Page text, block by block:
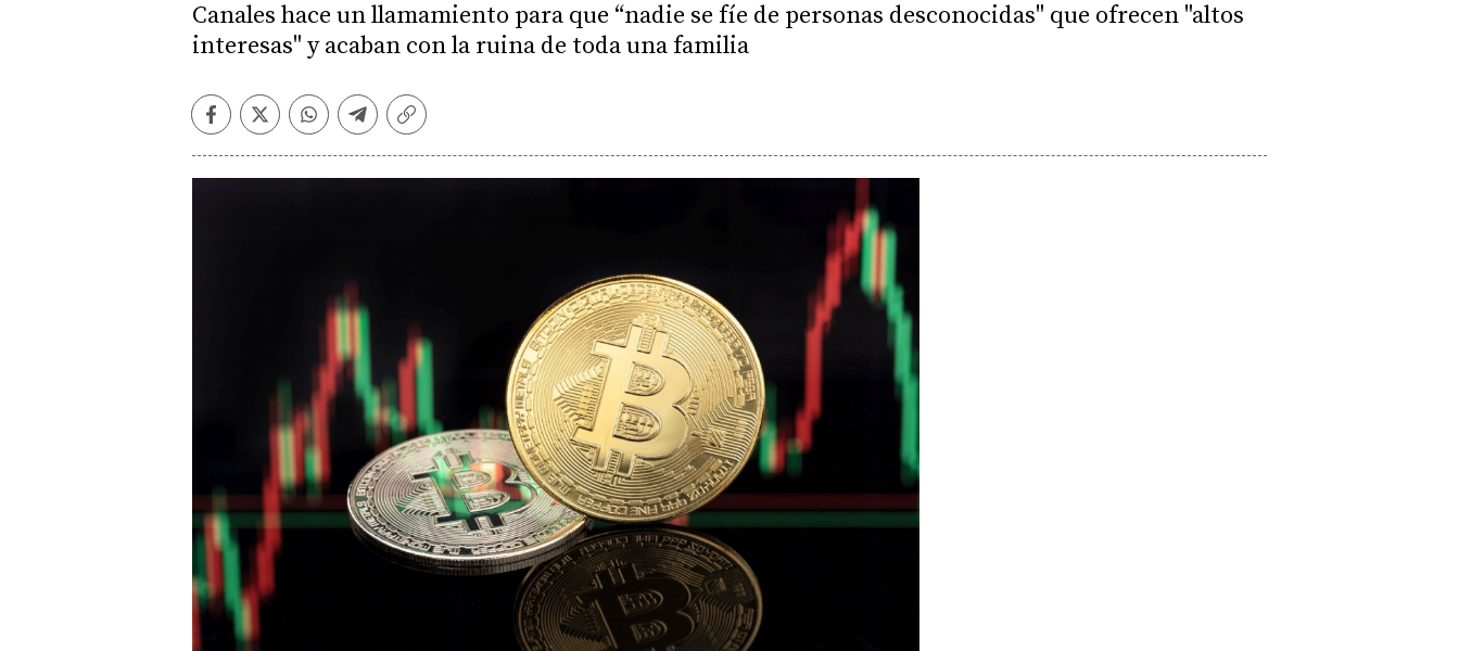
Canales hace un llamamiento para que “nadie se fíe de personas desconocidas" que ofrecen "altos
interesas" y acaban con la ruina de toda una familia
Facebook
TwitterWhatsapp
Telegram
Copiar